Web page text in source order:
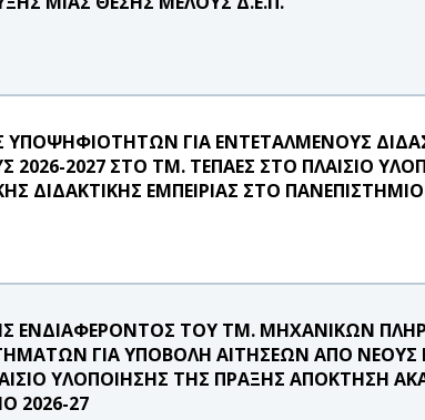
ΓΙΑ ΕΝΤΕΤΑΛΜΕΝΟΥΣ
2027 ΣΤΟ ΤΜ. ΤΕΠΑΕΣ ΣΤΟ ΠΛΑΙΣΙΟ
ΔΙΔΑΚΤΙΚΗΣ ΕΜΠΕΙΡΙΑΣ ΣΤΟ ΠΑΝΕΠΙΣΤΗΜΙΟ
ΕΝΔΙΑΦΕΡΟΝΤΟΣ ΤΟΥ ΤΜ. ΜΗΧΑΝΙΚΩΝ
ΓΙΑ ΥΠΟΒΟΛΗ ΑΙΤΗΣΕΩΝ ΑΠΟ
ΥΛΟΠΟΙΗΣΗΣ ΤΗΣ ΠΡΑΞΗΣ ΑΠΟΚΤΗΣΗ
2026-27